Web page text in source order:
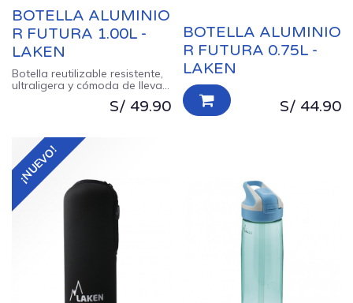
BOTELLA ALUMINIO
R FUTURA 1.00L -
LAKEN
Botella reutilizable resistente,
ultraligera y cómoda de llevar,
para olvidarse de las de
plástico desechableS/ 49.90
BOTELLA ALUMINIO
R FUTURA 0.75L -
LAKEN
S/ 44.90
¡NUEVO!